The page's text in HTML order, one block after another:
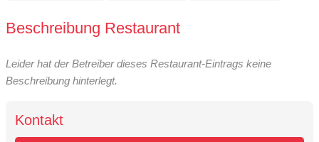
Beschreibung Restaurant
Leider hat der Betreiber dieses Restaurant-Eintrags keine
Beschreibung hinterlegt.
Kontakt